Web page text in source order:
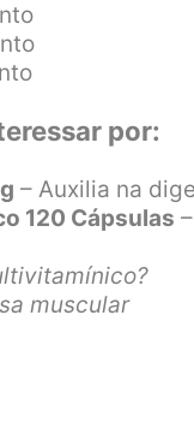
por:
– Auxilia na
120 Cápsulas
muscular